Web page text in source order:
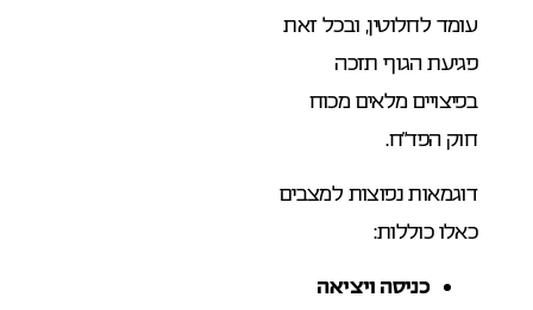
עומד לחלוטין, ובכל זאת
פגיעת הגוף תזכה
בפיצויים מלאים מכוח
חוק הפד”ח.
דוגמאות נפוצות למצבים
כאלו כוללות:
כניסה ויציאה